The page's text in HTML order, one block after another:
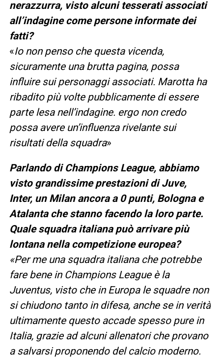
nerazzurra, visto alcuni tesserati associati
all’indagine come persone informate dei
fatti?
«Io non penso che questa vicenda,
sicuramente una brutta pagina, possa
influire sui personaggi associati. Marotta ha
ribadito più volte pubblicamente di essere
parte lesa nell’indagine. ergo non credo
possa avere un’influenza rivelante sui
risultati della squadra»
Parlando di Champions League, abbiamo
visto grandissime prestazioni di Juve,
Inter, un Milan ancora a 0 punti, Bologna e
Atalanta che stanno facendo la loro parte.
Quale squadra italiana può arrivare più
lontana nella competizione europea?
«Per me una squadra italiana che potrebbe
fare bene in Champions League è la
Juventus, visto che in Europa le squadre non
si chiudono tanto in difesa, anche se in verità
ultimamente questo accade spesso pure in
Italia, grazie ad alcuni allenatori che provano
a salvarsi proponendo del calcio moderno.